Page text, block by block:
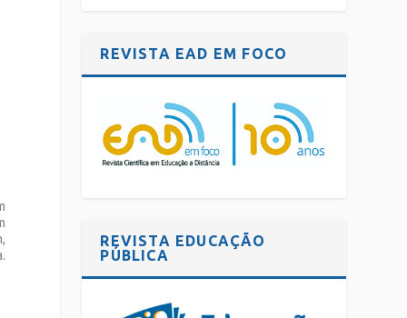
REVISTA EAD EM FOCO
REVISTA EDUCAÇÃO
PÚBLICA